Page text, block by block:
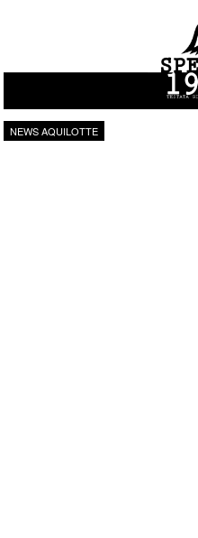
Vai al contenuto
NEWS AQUILOTTE